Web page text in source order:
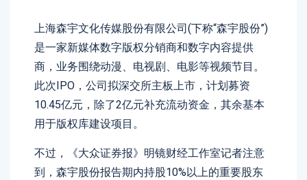
上海森宇文化传媒股份有限公司(下称“森宇股份”)
是一家新媒体数字版权分销商和数字内容提供
商，业务围绕动漫、电视剧、电影等视频节目。
此次IPO，公司拟深交所主板上市，计划募资
10.45亿元，除了2亿元补充流动资金，其余基本
用于版权库建设项目。
不过，《大众证券报》明镜财经工作室记者注意
到，森宇股份报告期内持股10%以上的重要股东